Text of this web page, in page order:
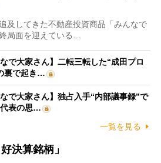
及してきた不動産投資商品「みんなで
局面を迎えている…
で大家さん】二転三転した“成田プロ
裏で起き…
で大家さん】独占入手“内部議事録”で
代表の思…
一覧を見る
決算銘柄」